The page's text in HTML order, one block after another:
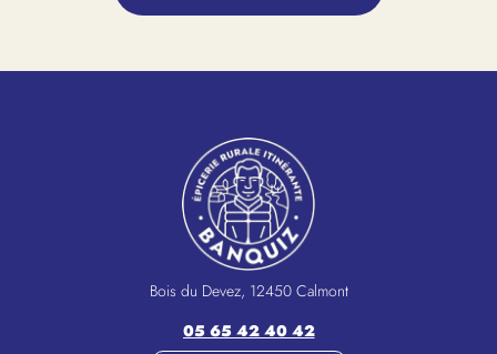
Bois du Devez, 12450 Calmont
05 65 42 40 42